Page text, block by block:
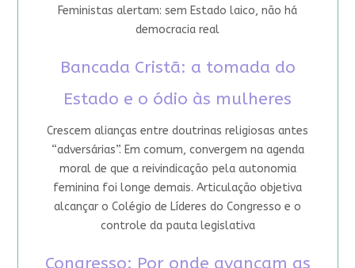
Feministas alertam: sem Estado laico, não há
democracia real
Bancada Cristã: a tomada do
Estado e o ódio às mulheres
Crescem alianças entre doutrinas religiosas antes
“adversárias”. Em comum, convergem na agenda
moral de que a reivindicação pela autonomia
feminina foi longe demais. Articulação objetiva
alcançar o Colégio de Líderes do Congresso e o
controle da pauta legislativa
Congresso: Por onde avançam as